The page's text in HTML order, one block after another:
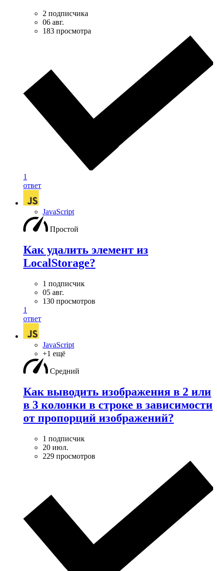
2 подписчика
06 авг.
183 просмотра
1
ответ
JavaScript
Простой
Как удалить элемент из
LocalStorage?
1 подписчик
05 авг.
130 просмотров
1
ответ
JavaScript
+1 ещё
Средний
Как выводить изображения в 2 или
в 3 колонки в строке в зависимости
от пропорций изображений?
1 подписчик
20 июл.
229 просмотров